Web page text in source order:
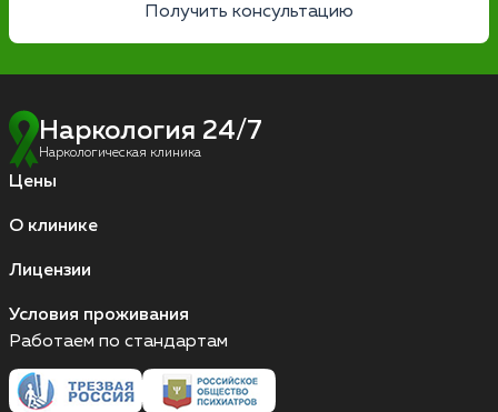
Получить консультацию
Наркология 24/7
Наркологическая клиника
Цены
О клинике
Лицензии
Условия проживания
Работаем по стандартам